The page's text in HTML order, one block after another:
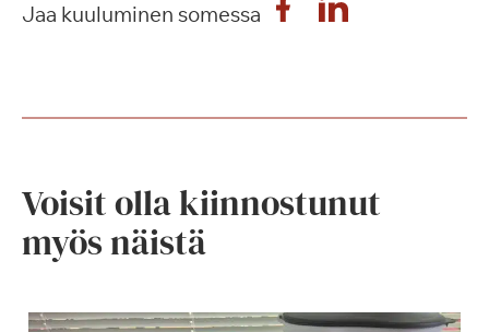
Jaa kuuluminen somessa
Voisit olla kiinnostunut
myös näistä